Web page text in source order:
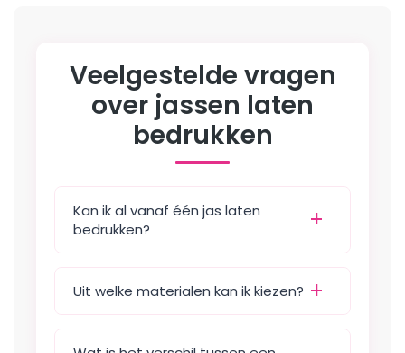
productpagina
productpagina
Veelgestelde vragen
over jassen laten
bedrukken
Kan ik al vanaf één jas laten
bedrukken?
Uit welke materialen kan ik kiezen?